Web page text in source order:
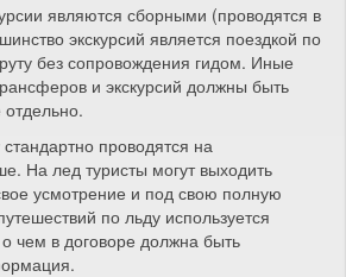
являются сборными (проводятся в
экскурсий является поездкой по
без сопровождения гидом. Иные
и экскурсий должны быть
проводятся на
На лед туристы могут выходить
усмотрение и под свою полную
по льду используется
чем в договоре должна быть